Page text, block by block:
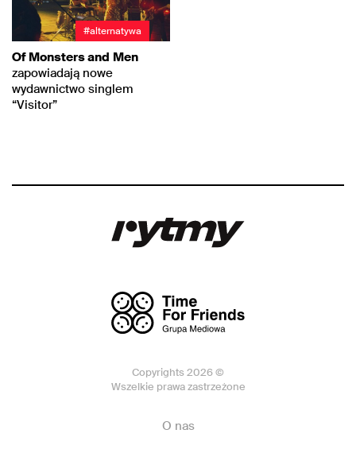
#alternatywa
Of Monsters and Men
zapowiadają nowe
wydawnictwo singlem
“Visitor”
Copyrights 2026 ©
Wszelkie prawa zastrzeżone
O nas